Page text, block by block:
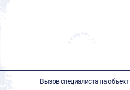
Вызов специалиста на объект